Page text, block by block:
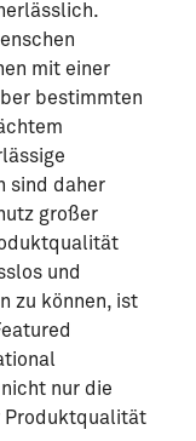
mit einer
bestimmten
sind daher
großer
und
zu können, ist
nur die
Produktqualität